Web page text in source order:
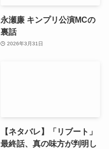
永瀬廉 キンプリ公演MCの
裏話
2026年3月31日
【ネタバレ】「リブート」
最終話、真の味方が判明し